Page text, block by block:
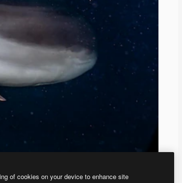
of cookies on your device to enhance site